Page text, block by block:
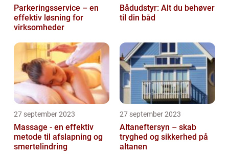
Parkeringsservice – en
effektiv løsning for
virksomheder
Bådudstyr: Alt du behøver
til din båd
27 september 2023
Massage - en effektiv
metode til afslapning og
smertelindring
27 september 2023
Altaneftersyn – skab
tryghed og sikkerhed på
altanen